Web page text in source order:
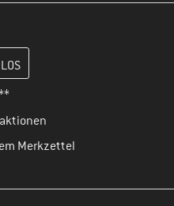
und erstelle im nächsten
Merkzettel